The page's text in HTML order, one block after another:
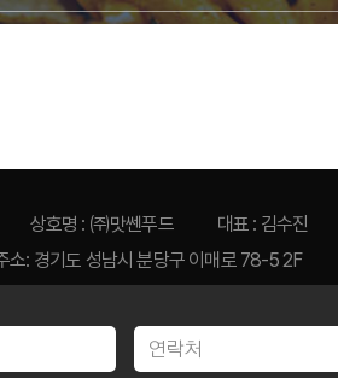
상호명 : ㈜맛쎈푸드
대표 : 김수진
소: 경기도 성남시 분당구 이매로 78-5 2F
김복남맥주. all right reserved. created by